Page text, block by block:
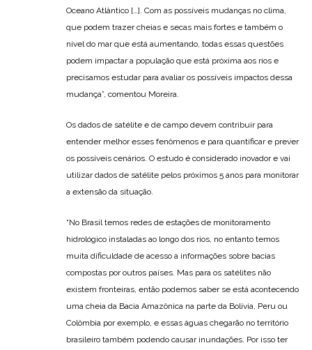
Oceano Atlântico […]. Com as possíveis mudanças no clima,
que podem trazer cheias e secas mais fortes e também o
nível do mar que está aumentando, todas essas questões
podem impactar a população que está próxima aos rios e
precisamos estudar para avaliar os possíveis impactos dessa
mudança”, comentou Moreira.
Os dados de satélite e de campo devem contribuir para
entender melhor esses fenômenos e para quantificar e prever
os possíveis cenários. O estudo é considerado inovador e vai
utilizar dados de satélite pelos próximos 5 anos para monitorar
a extensão da situação.
“No Brasil temos redes de estações de monitoramento
hidrológico instaladas ao longo dos rios, no entanto temos
muita dificuldade de acesso a informações sobre bacias
compostas por outros países. Mas para os satélites não
existem fronteiras, então podemos saber se está acontecendo
uma cheia da Bacia Amazônica na parte da Bolívia, Peru ou
Colômbia por exemplo, e essas águas chegarão no território
brasileiro também podendo causar inundações. Por isso ter